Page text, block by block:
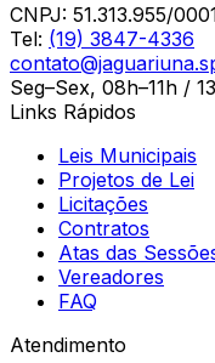
CNPJ: 51.313.955/
Tel: (19) 3847-4336
Seg–Sex, 08h–11h /
Links Rápidos
Leis Municipais
Projetos de Lei
Licitações
Contratos
Atas das
Vereadores
FAQ
Atendimento